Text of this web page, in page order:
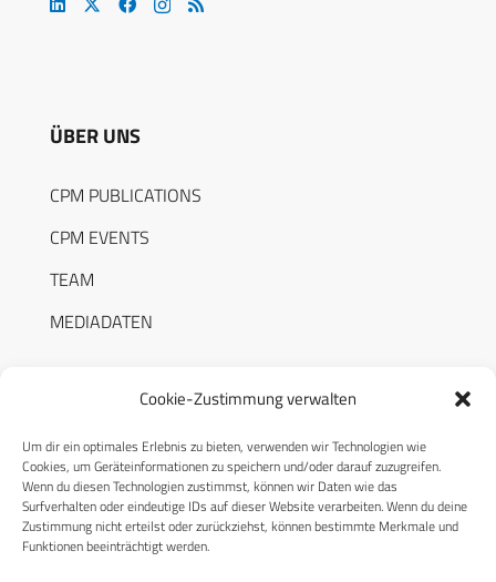
Cookie-Zustimmung verwalten
Um dir ein optimales Erlebnis zu bieten, verwenden wir Technologien wie
Cookies, um Geräteinformationen zu speichern und/oder darauf zuzugreifen.
Wenn du diesen Technologien zustimmst, können wir Daten wie das
Surfverhalten oder eindeutige IDs auf dieser Website verarbeiten. Wenn du deine
Zustimmung nicht erteilst oder zurückziehst, können bestimmte Merkmale und
Funktionen beeinträchtigt werden.
ÜBER UNS
CPM PUBLICATIONS
CPM EVENTS
TEAM
MEDIADATEN
RECHTLICHES
Datenschutzerklärung
Cookie-Richtlinie (EU)